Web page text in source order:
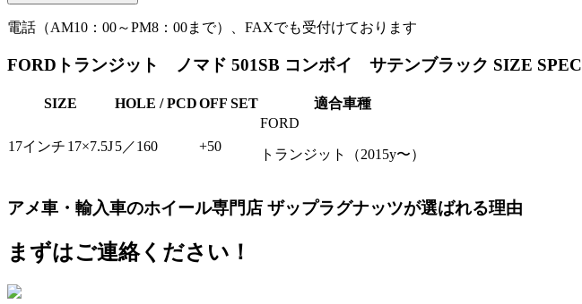
電話（AM10：00～PM8：00まで）、FAXでも受付けております
FORDトランジット ノマド 501SB コンボイ サテンブラック SIZE SPEC
SIZE HOLE / PCDOFF SET 適合車種
17インチ 17×7.5J5／160 +50
FORD
トランジット（2015y〜）
アメ車・輸入車のホイール専門店 ザップラグナッツが選ばれる理由
まずはご連絡ください！